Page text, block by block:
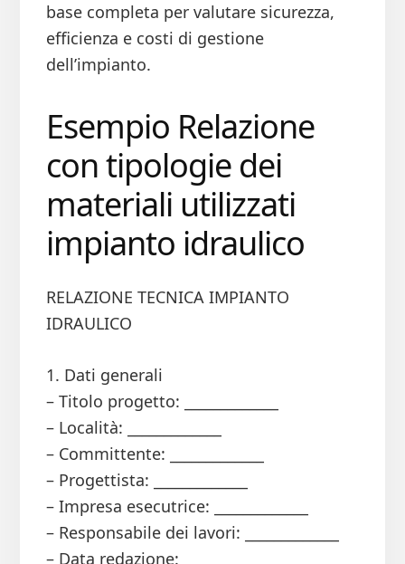
base completa per valutare sicurezza,
efficienza e costi di gestione
dell’impianto.
Esempio Relazione
con tipologie dei
materiali utilizzati
impianto idraulico
RELAZIONE TECNICA IMPIANTO
IDRAULICO
1. Dati generali
– Titolo progetto: _____________
– Località: _____________
– Committente: _____________
– Progettista: _____________
– Impresa esecutrice: _____________
– Responsabile dei lavori: _____________
– Data redazione: _____________